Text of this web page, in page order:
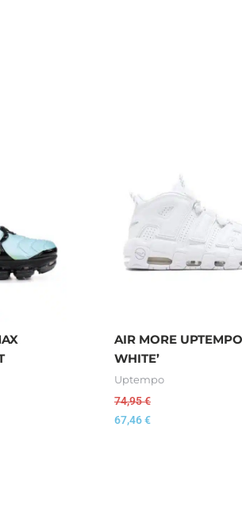
AIR MORE
WHITE’
Uptempo
74,95€
67,46€